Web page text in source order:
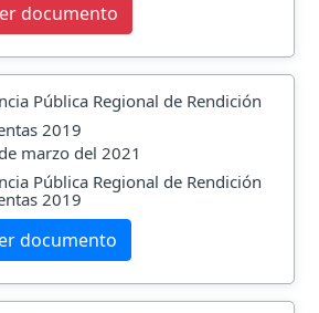
documento
Pública Regional de Rendición
2019
marzo del 2021
Pública Regional de Rendición
2019
documento